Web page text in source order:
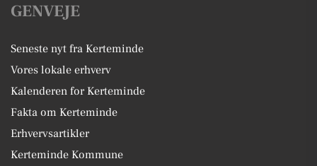
GENVEJE
Seneste nyt fra Kerteminde
Vores lokale erhverv
Kalenderen for Kerteminde
Fakta om Kerteminde
Erhvervsartikler
Kerteminde Kommune